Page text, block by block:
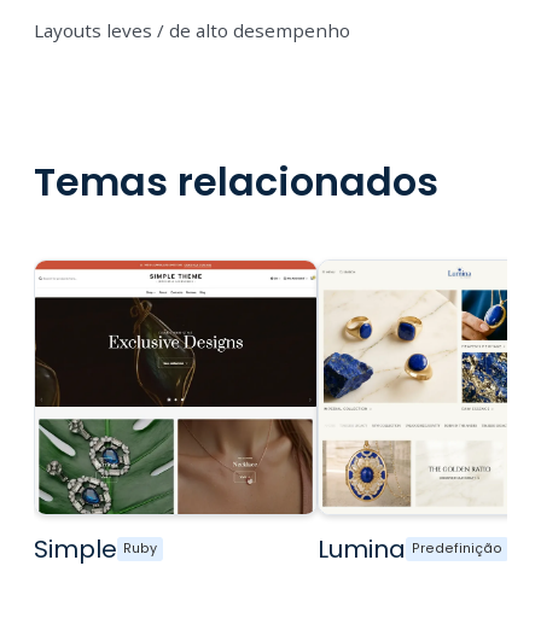
Layouts leves / de alto desempenho
Temas relacionados
Simple Ruby Lumina Predefinição